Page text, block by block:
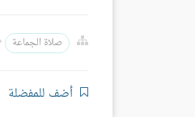
صلاة الجماعة
أضف للمفضلة